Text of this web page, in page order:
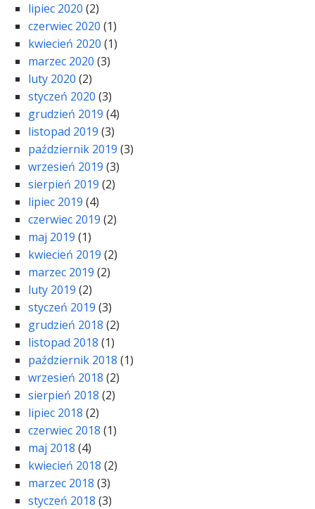
lipiec 2020 (2)
czerwiec 2020 (1)
kwiecień 2020 (1)
marzec 2020 (3)
luty 2020 (2)
styczeń 2020 (3)
grudzień 2019 (4)
listopad 2019 (3)
październik 2019 (3)
wrzesień 2019 (3)
sierpień 2019 (2)
lipiec 2019 (4)
czerwiec 2019 (2)
maj 2019 (1)
kwiecień 2019 (2)
marzec 2019 (2)
luty 2019 (2)
styczeń 2019 (3)
grudzień 2018 (2)
listopad 2018 (1)
październik 2018 (1)
wrzesień 2018 (2)
sierpień 2018 (2)
lipiec 2018 (2)
czerwiec 2018 (1)
maj 2018 (4)
kwiecień 2018 (2)
marzec 2018 (3)
styczeń 2018 (3)